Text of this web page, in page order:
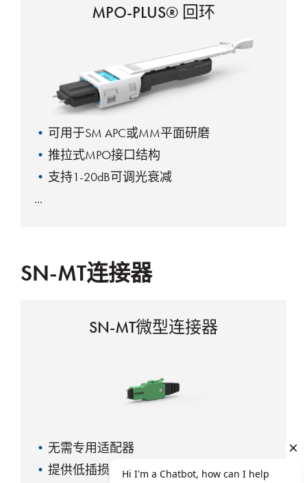
MPO-PLUS® 回环
可用于SM APC或MM平面研磨
推拉式MPO接口结构
支持1-20dB可调光衰减
SN-MT连接器
SN-MT微型连接器
无需专用适配器
提供低插损8F和16F两种规格